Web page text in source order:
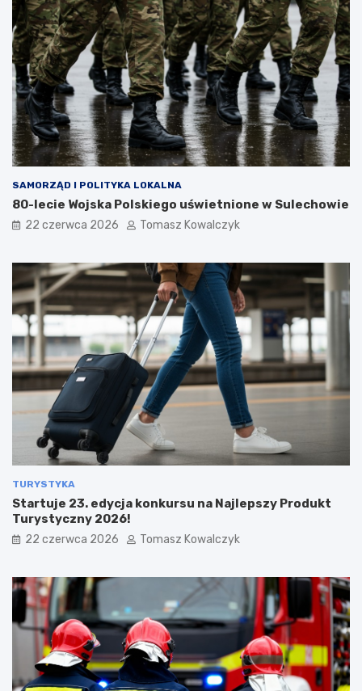
SAMORZĄD I POLITYKA LOKALNA
80-lecie Wojska Polskiego uświetnione w Sulechowie
22 czerwca 2026 Tomasz Kowalczyk
TURYSTYKA
Startuje 23. edycja konkursu na Najlepszy Produkt
Turystyczny 2026!
22 czerwca 2026 Tomasz Kowalczyk